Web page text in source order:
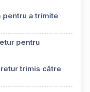
pentru a trimite
pentru
trimis către